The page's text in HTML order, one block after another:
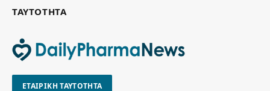
ΤΑΥΤΟΤΗΤΑ
ΕΤΑΙΡΙΚΗ ΤΑΥΤΟΤΗΤΑ